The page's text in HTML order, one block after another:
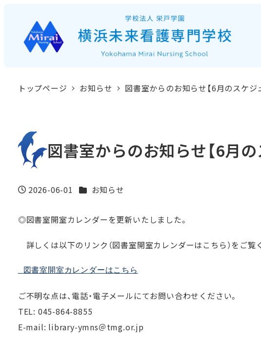
トップページ お知らせ 図書室からのお知らせ【6月のスケジ
図書室からのお知らせ【6月の
投稿日
2026-06-01 カテゴリー
お知らせ
◎図書室開室カレンダーを更新いたしました。
詳しくは以下のリンク（図書室開室カレンダーはこちら）をご覧
図書室開室カレンダーはこちら
ご不明な点は、電話・電子メールにてお問い合わせください。
TEL: 045-864-8855
E-mail: library-ymns＠tmg.or.jp